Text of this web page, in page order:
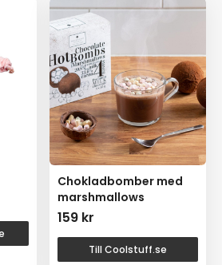
Chokladbomber med
marshmallows
159 kr
Till Coolstuff.se